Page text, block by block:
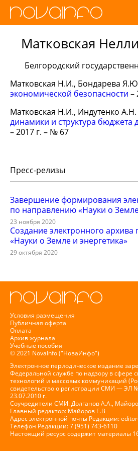
Матковская
Белгородский
Матковская Н.И., Бондарева
экономической безопасности –
Матковская Н.И., Индутенко А.Н.
динамики и структура бюджета
– 2017 г. – № 67
Пресс-релизы
Завершение формирования
по направлению «Науки о
23 ноября 2020
Создание электронного
«Науки о Земле и энергетика»
29 октября 2020
Условия размещения
Публичная оферта
Оплата
Архив журнала
Учебные пособия
© 2021 NovaInfo ("НоваИнфо")
Электронное периодическое издание
Федеральной службе по надзору в сфере
технологий и массовых коммуникаций
свидетельство о регистрации СМИ — ЭЛ
23.07.2010 г.
Соучредители СМИ: Долганов А.А.,
Главный редактор: Майоров Е.В
Адрес электронной почты Редакции:
Телефон Редакции: 7 (951) 743-6110
Настоящий ресурс содержит материалы